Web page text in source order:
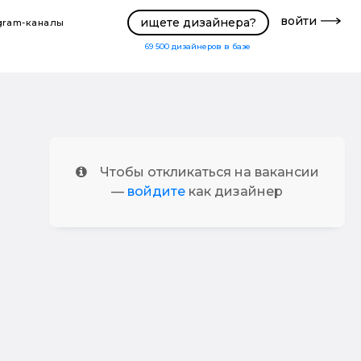
каналы ищете дизайнера?
69 500 дизайнеров в базе
войти
Чтобы откликаться на вакансии
— войдите как дизайнер